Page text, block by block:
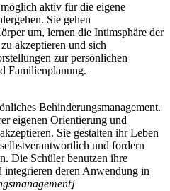
aktiv für die eigene
Sie gehen
um, lernen die Intimsphäre der
akzeptieren und sich
zur persönlichen
Familienplanung.
Behinderungsmanagement.
eigenen Orientierung und
Sie gestalten ihr Leben
und fordern
Die Schüler benutzen ihre
deren Anwendung in